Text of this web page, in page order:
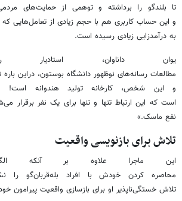
تا بلندگو را برداشته و توهمی از حمایت‌های
و این حساب کاربری هم با حجم زیادی از تعامل‌هایی که
به درآمدزایی زیادی رسیده است.
یوان داناوان، استادیار
مطالعات رسانه‌های نوظهور دانشگاه بوستون، دراین
و این شخص، کارخانه تولید هندوانه است!
است که این ارتباط تنها و تنها برای یک نفر
نفع ماسک.»
تلاش برای بازنویسی واقعیت
این ماجرا علاوه بر آنکه
محاصره کردن خودش با افراد بله‌قربان‌گو را
تلاش خستگی‌ناپذیر او برای بازسازی واقعیت